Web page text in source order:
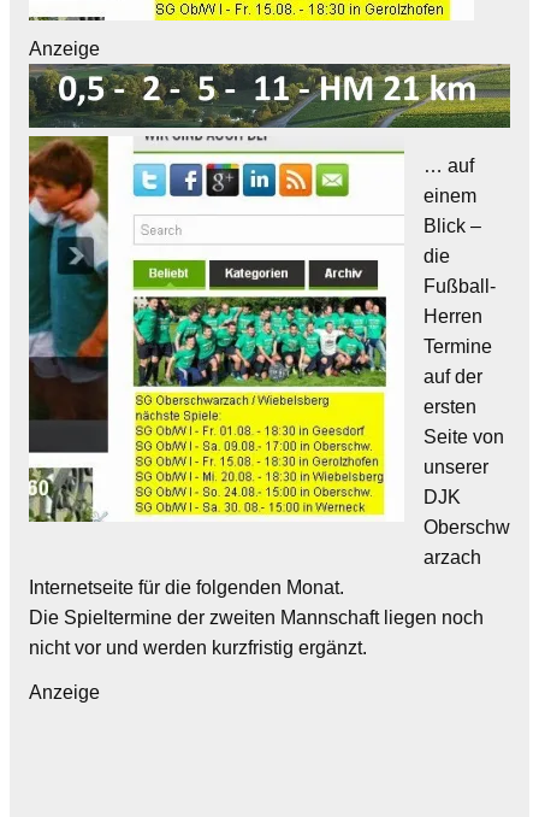
Anzeige
… auf
einem
Blick –
die
Fußball-
Herren
Termine
auf der
ersten
Seite von
unserer
DJK
Oberschw
arzach
Internetseite für die folgenden Monat.
Die Spieltermine der zweiten Mannschaft liegen noch
nicht vor und werden kurzfristig ergänzt.
Anzeige